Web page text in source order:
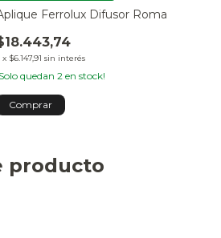
Ferrolux Difusor Roma
x $6.147,91 sin interés
quedan 2 en stock!
producto